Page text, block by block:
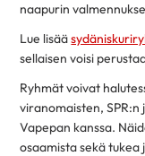
naapurin
Lue lisää
sellaisen voisi
Ryhmät voivat
viranomaisten, SPR:n
Vapepan kanssa.
osaamista sekä tukea